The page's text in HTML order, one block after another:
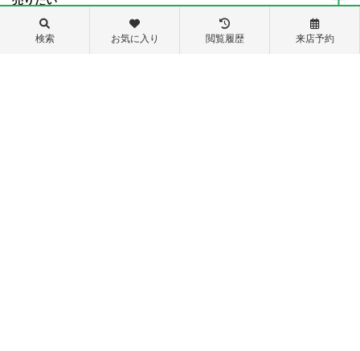
当社について
検索 お気に入り 閲覧履歴 来店予約